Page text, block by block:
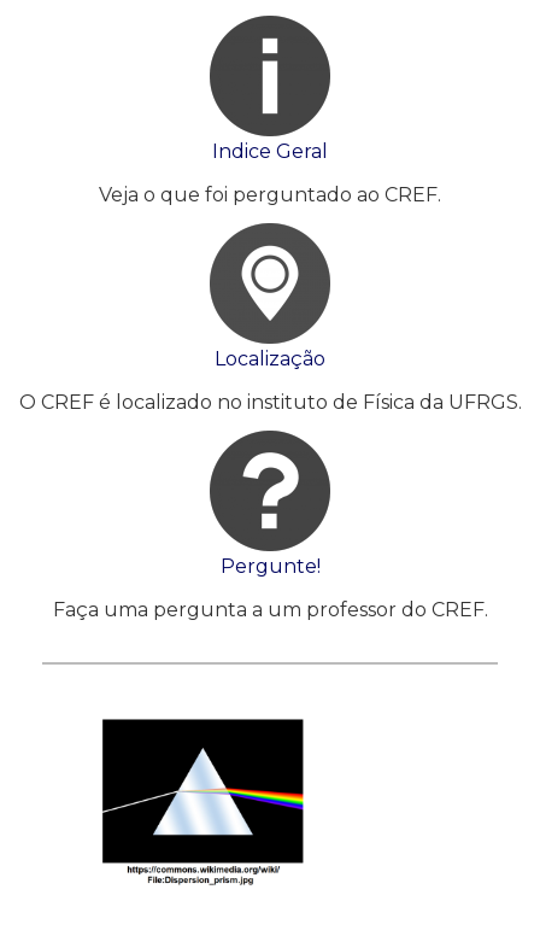
Indice Geral
Veja o que foi perguntado ao CREF.
Localização
O CREF é localizado no instituto de Física da UFRGS.
Pergunte!
Faça uma pergunta a um professor do CREF.